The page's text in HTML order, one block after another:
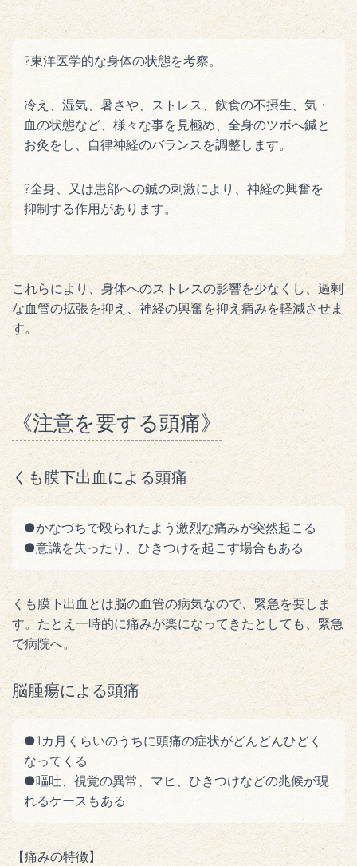
?東洋医学的な身体の状態を考察。
冷え、湿気、暑さや、ストレス、飲食の不摂生、気・
血の状態など、様々な事を見極め、全身のツボへ鍼と
お灸をし、自律神経のバランスを調整します。
?全身、又は患部への鍼の刺激により、神経の興奮を
抑制する作用があります。
これらにより、身体へのストレスの影響を少なくし、過剰
な血管の拡張を抑え、神経の興奮を抑え痛みを軽減させま
す。
《注意を要する頭痛》
くも膜下出血による頭痛
●かなづちで殴られたよう激烈な痛みが突然起こる
●意識を失ったり、ひきつけを起こす場合もある
くも膜下出血とは脳の血管の病気なので、緊急を要しま
す。たとえ一時的に痛みが楽になってきたとしても、緊急
で病院へ。
脳腫瘍による頭痛
●1カ月くらいのうちに頭痛の症状がどんどんひどく
なってくる
●嘔吐、視覚の異常、マヒ、ひきつけなどの兆候が現
れるケースもある
【痛みの特徴】